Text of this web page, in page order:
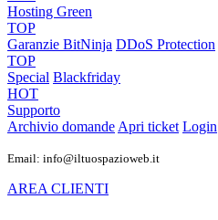
Hosting Green
TOP
Garanzie BitNinja DDoS Protection
TOP
Special Blackfriday
HOT
Supporto
Archivio domandeApri ticket Login
Email: info@iltuospazioweb.it
AREA CLIENTI